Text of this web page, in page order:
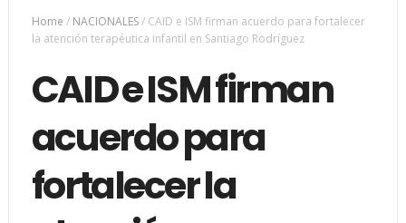
Home / NACIONALES/ CAID e ISM firman acuerdo para fortalecer
la atención terapéutica infantil en Santiago Rodríguez
CAID e ISM firman
acuerdo para
fortalecer la